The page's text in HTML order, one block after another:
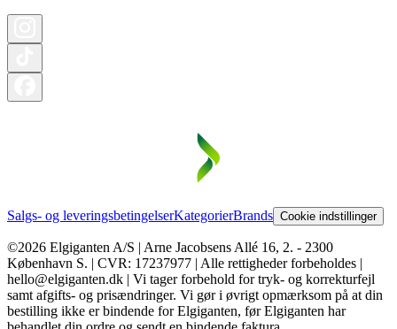
Salgs- og leveringsbetingelserKategorierBrands Cookie indstillinger
©2026 Elgiganten A/S | Arne Jacobsens Allé 16, 2. - 2300
København S. | CVR: 17237977 | Alle rettigheder forbeholdes |
hello@elgiganten.dk | Vi tager forbehold for tryk- og korrekturfejl
samt afgifts- og prisændringer. Vi gør i øvrigt opmærksom på at din
bestilling ikke er bindende for Elgiganten, før Elgiganten har